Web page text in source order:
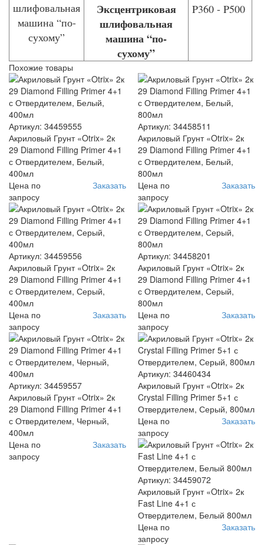
Эксцентриковая
шлифовальная
машина “по-
сухому”
P360 - P500
Похожие товары
Артикул: 34459555
Акриловый Грунт «Otrix» 2к
29 Diamond Filling Primer 4+1
с Отвердителем, Белый,
400мл
Цена по
запросу
Заказать
Артикул: 34458511
Акриловый Грунт «Otrix» 2к
29 Diamond Filling Primer 4+1
с Отвердителем, Белый,
800мл
Цена по
запросу
Заказать
Артикул: 34459556
Акриловый Грунт «Otrix» 2к
29 Diamond Filling Primer 4+1
с Отвердителем, Серый,
400мл
Цена по
запросу
Заказать
Артикул: 34458201
Акриловый Грунт «Otrix» 2к
29 Diamond Filling Primer 4+1
с Отвердителем, Серый,
800мл
Цена по
запросу
Заказать
Артикул: 34459557
Акриловый Грунт «Otrix» 2к
29 Diamond Filling Primer 4+1
с Отвердителем, Черный,
400мл
Цена по
запросу
Заказать
Артикул: 34460434
Акриловый Грунт «Otrix» 2к
Crystal Filling Primer 5+1 с
Отвердителем, Серый, 800мл
Цена по
запросу
Заказать
Артикул: 34459072
Акриловый Грунт «Otrix» 2к
Fast Line 4+1 с
Отвердителем, Белый 800мл
Цена по
запросу
Заказать